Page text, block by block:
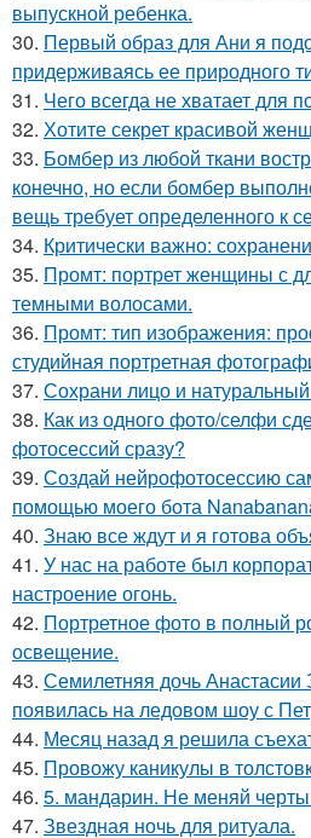
выпускной ребенка.
30. Первый образ для Ани я
придерживаясь ее природного
31. Чего всегда не хватает для
32. Хотите секрет красивой
33. Бомбер из любой ткани
конечно, но если бомбер
вещь требует определенного к
34. Критически важно:
35. Промт: портрет женщины с
темными волосами.
36. Промт: тип изображения:
студийная портретная
37. Сохрани лицо и
38. Как из одного фото/селфи
фотосессий сразу?
39. Создай нейрофотосессию
помощью моего бота
40. Знаю все ждут и я готова
41. У нас на работе был
настроение огонь.
42. Портретное фото в полный
освещение.
43. Семилетняя дочь
появилась на ледовом шоу с
44. Месяц назад я решила
45. Провожу каникулы в
46. 5. мандарин. Не меняй
47. Звездная ночь для ритуала.